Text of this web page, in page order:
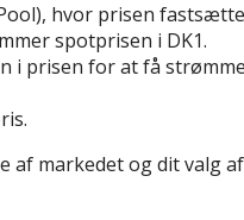
hvor prisen
spotprisen i DK1.
prisen for at få
af markedet og dit valg af